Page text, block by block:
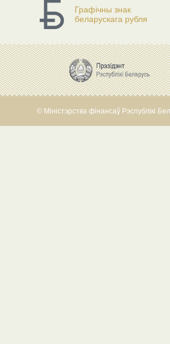
Графічны знак
беларускага рубля
© Міністэрства фінансаў Рэспублікі